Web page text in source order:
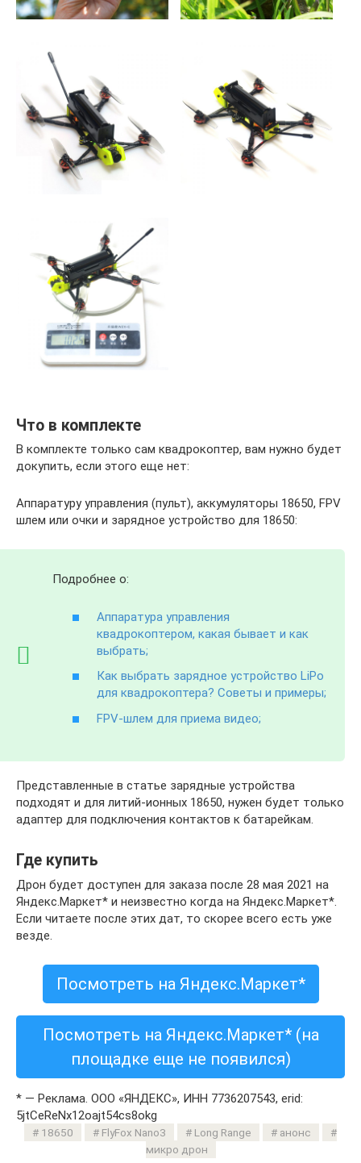
Что в комплекте
В комплекте только сам квадрокоптер, вам нужно будет
докупить, если этого еще нет:
Аппаратуру управления (пульт), аккумуляторы 18650, FPV
шлем или очки и зарядное устройство для 18650:
Подробнее о:
Аппаратура управления
квадрокоптером, какая бывает и как
выбрать;
Как выбрать зарядное устройство LiPo
для квадрокоптера? Советы и примеры;
FPV-шлем для приема видео;
Представленные в статье зарядные устройства
подходят и для литий-ионных 18650, нужен будет только
адаптер для подключения контактов к батарейкам.
Где купить
Дрон будет доступен для заказа после 28 мая 2021 на
Яндекс.Маркет* и неизвестно когда на Яндекс.Маркет*.
Если читаете после этих дат, то скорее всего есть уже
везде.
Посмотреть на Яндекс.Маркет*
Посмотреть на Яндекс.Маркет* (на
площадке еще не появился)
* — Реклама. ООО «ЯНДЕКС», ИНН 7736207543, erid:
5jtCeReNx12oajt54cs8okg
18650 FlyFox Nano3 Long Range
анонс
микро дрон